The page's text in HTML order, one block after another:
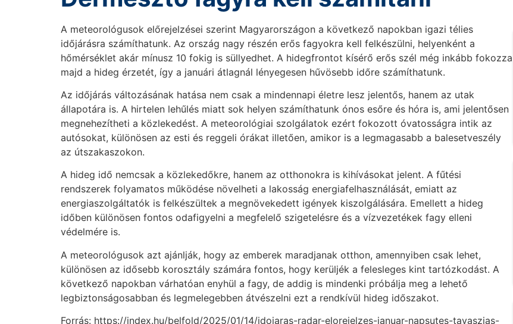
A meteorológusok előrejelzései szerint Magyarországon a következő napokban igazi télies
időjárásra számíthatunk. Az ország nagy részén erős fagyokra kell felkészülni, helyenként a
hőmérséklet akár mínusz 10 fokig is süllyedhet. A hidegfrontot kísérő erős szél még inkább fokozza
majd a hideg érzetét, így a januári átlagnál lényegesen hűvösebb időre számíthatunk.
Az időjárás változásának hatása nem csak a mindennapi életre lesz jelentős, hanem az utak
állapotára is. A hirtelen lehűlés miatt sok helyen számíthatunk ónos esőre és hóra is, ami jelentősen
megnehezítheti a közlekedést. A meteorológiai szolgálatok ezért fokozott óvatosságra intik az
autósokat, különösen az esti és reggeli órákat illetően, amikor is a legmagasabb a balesetveszély
az útszakaszokon.
A hideg idő nemcsak a közlekedőkre, hanem az otthonokra is kihívásokat jelent. A fűtési
rendszerek folyamatos működése növelheti a lakosság energiafelhasználását, emiatt az
energiaszolgáltatók is felkészültek a megnövekedett igények kiszolgálására. Emellett a hideg
időben különösen fontos odafigyelni a megfelelő szigetelésre és a vízvezetékek fagy elleni
védelmére is.
A meteorológusok azt ajánlják, hogy az emberek maradjanak otthon, amennyiben csak lehet,
különösen az idősebb korosztály számára fontos, hogy kerüljék a felesleges kint tartózkodást. A
következő napokban várhatóan enyhül a fagy, de addig is mindenki próbálja meg a lehető
legbiztonságosabban és legmelegebben átvészelni ezt a rendkívül hideg időszakot.
Forrás: https://index.hu/belfold/2025/01/14/idojaras-radar-elorejelzes-januar-napsutes-tavaszias-